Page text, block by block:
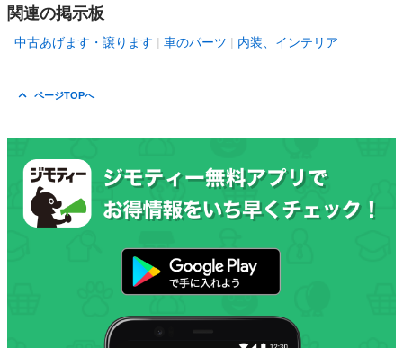
関連の掲示板
中古あげます・譲ります 車のパーツ 内装、インテリア
ページTOPへ